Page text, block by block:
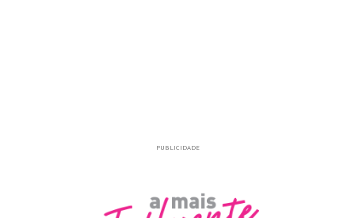
PUBLICIDADE